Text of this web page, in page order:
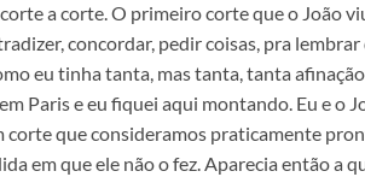
a corte. O primeiro corte que o João
concordar, pedir coisas, pra
eu tinha tanta, mas tanta, tanta
Paris e eu fiquei aqui montando. Eu e o
corte que consideramos praticamente
em que ele não o fez. Aparecia então a